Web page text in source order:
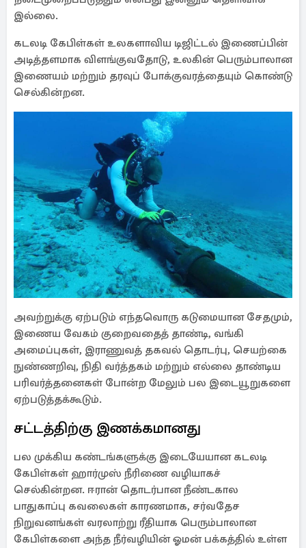
இல்லை.
கடலடி கேபிள்கள் உலகளாவிய டிஜிட்டல் இணைப்பின்
அடித்தளமாக விளங்குவதோடு, உலகின் பெரும்பாலான
இணையம் மற்றும் தரவுப் போக்குவரத்தையும் கொண்டு
செல்கின்றன.
அவற்றுக்கு ஏற்படும் எந்தவொரு கடுமையான சேதமும்,
இணைய வேகம் குறைவதைத் தாண்டி, வங்கி
அமைப்புகள், இராணுவத் தகவல் தொடர்பு, செயற்கை
நுண்ணறிவு, நிதி வர்த்தகம் மற்றும் எல்லை தாண்டிய
பரிவர்த்தனைகள் போன்ற மேலும் பல இடையூறுகளை
ஏற்படுத்தக்கூடும்.
சட்டத்திற்கு இணக்கமானது
பல முக்கிய கண்டங்களுக்கு இடையேயான கடலடி
கேபிள்கள் ஹார்முஸ் நீரிணை வழியாகச்
செல்கின்றன. ஈரான் தொடர்பான நீண்டகால
பாதுகாப்பு கவலைகள் காரணமாக, சர்வதேச
நிறுவனங்கள் வரலாற்று ரீதியாக பெரும்பாலான
கேபிள்களை அந்த நீர்வழியின் ஓமன் பக்கத்தில் உள்ள